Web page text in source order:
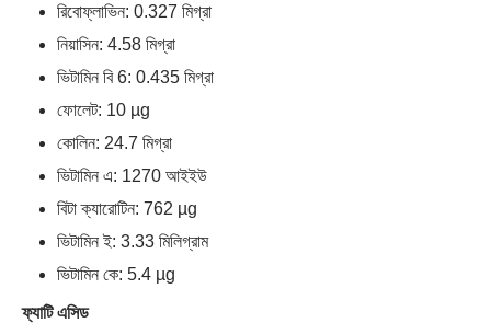
রিবোফ্লাভিন: 0.327 মিগ্রা
নিয়াসিন: 4.58 মিগ্রা
ভিটামিন বি 6: 0.435 মিগ্রা
ফোলেট: 10 µg
কোলিন: 24.7 মিগ্রা
ভিটামিন এ: 1270 আইইউ
বিটা ক্যারোটিন: 762 µg
ভিটামিন ই: 3.33 মিলিগ্রাম
ভিটামিন কে: 5.4 µg
ফ্যাটি এসিড